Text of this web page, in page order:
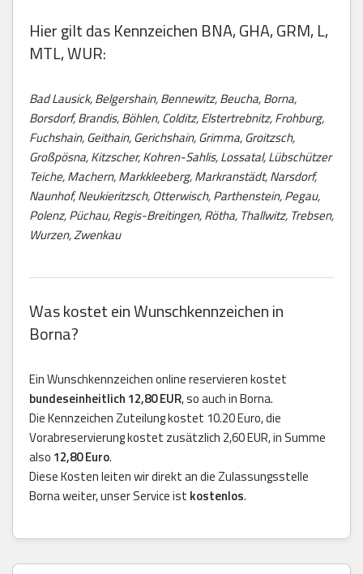
Hier gilt das Kennzeichen BNA, GHA, GRM, L,
MTL, WUR:
Bad Lausick, Belgershain, Bennewitz, Beucha, Borna,
Borsdorf, Brandis, Böhlen, Colditz, Elstertrebnitz, Frohburg,
Fuchshain, Geithain, Gerichshain, Grimma, Groitzsch,
Großpösna, Kitzscher, Kohren-Sahlis, Lossatal, Lübschützer
Teiche, Machern, Markkleeberg, Markranstädt, Narsdorf,
Naunhof, Neukieritzsch, Otterwisch, Parthenstein, Pegau,
Polenz, Püchau, Regis-Breitingen, Rötha, Thallwitz, Trebsen,
Wurzen, Zwenkau
Was kostet ein Wunschkennzeichen in
Borna?
Ein Wunschkennzeichen online reservieren kostet
bundeseinheitlich 12,80 EUR, so auch in Borna.
Die Kennzeichen Zuteilung kostet 10.20 Euro, die
Vorabreservierung kostet zusätzlich 2,60 EUR, in Summe
also 12,80 Euro.
Diese Kosten leiten wir direkt an die Zulassungsstelle
Borna weiter, unser Service ist kostenlos.